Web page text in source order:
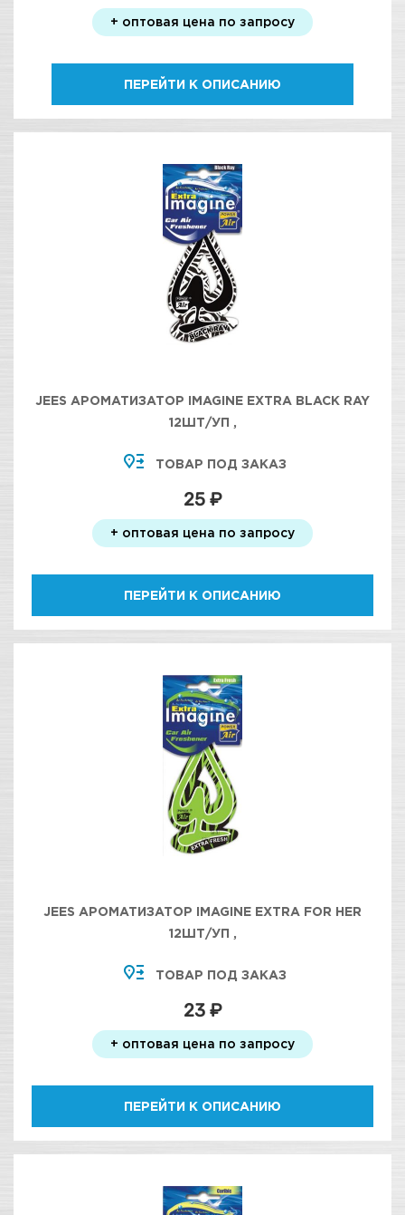
+ оптовая цена по запросу
ПЕРЕЙТИ К ОПИСАНИЮ
JEES АРОМАТИЗАТОР IMAGINE EXTRA BLACK RAY
12ШТ/УП ,
ТОВАР ПОД ЗАКАЗ
25 ₽
+ оптовая цена по запросу
ПЕРЕЙТИ К ОПИСАНИЮ
JEES АРОМАТИЗАТОР IMAGINE EXTRA FOR HER
12ШТ/УП ,
ТОВАР ПОД ЗАКАЗ
23 ₽
+ оптовая цена по запросу
ПЕРЕЙТИ К ОПИСАНИЮ